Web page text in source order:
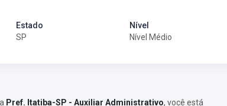
Estado
SP
Nível
Nível Médio
Pref. Itatiba-SP - Auxiliar Administrativo, você está